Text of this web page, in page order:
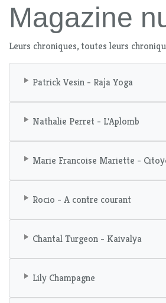
Magazine
Leurs chroniques, toutes leurs
Patrick Vesin - Raja Yoga
Nathalie Perret - L'Aplomb
Marie Francoise Mariette -
Rocio - A contre courant
Chantal Turgeon - Kaivalya
Lily Champagne